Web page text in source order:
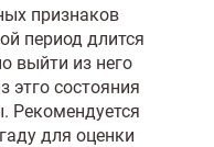
признаков
период длится
выйти из него
этго состояния
Рекомендуется
для оценки